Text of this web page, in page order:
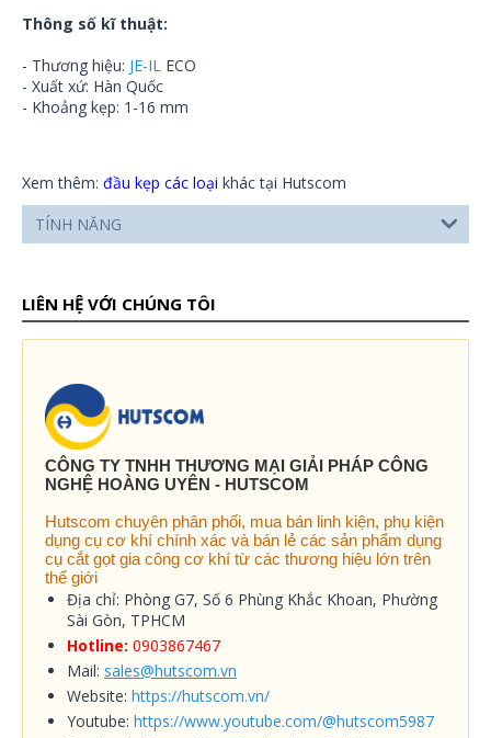
Thông số kĩ thuật:
- Thương hiệu: JE-IL ECO
- Xuất xứ: Hàn Quốc
- Khoảng kẹp: 1-16 mm
Xem thêm: đầu kẹp các loại khác tại Hutscom
TÍNH NĂNG
LIÊN HỆ VỚI CHÚNG TÔI
CÔNG TY TNHH THƯƠNG MẠI GIẢI PHÁP CÔNG
NGHỆ HOÀNG UYÊN - HUTSCOM
Hutscom chuyên phân phối, mua bán linh kiện, phụ kiện
dụng cụ cơ khí chính xác và bán lẻ các sản phẩm dụng
cụ cắt gọt gia công cơ khí từ các thương hiệu lớn trên
thế giới
Địa chỉ: Phòng G7, Số 6 Phùng Khắc Khoan, Phường
Sài Gòn, TPHCM
Hotline: 0903867467
Mail: sales@hutscom.vn
Website: https://hutscom.vn/
Youtube: https://www.youtube.com/@hutscom5987